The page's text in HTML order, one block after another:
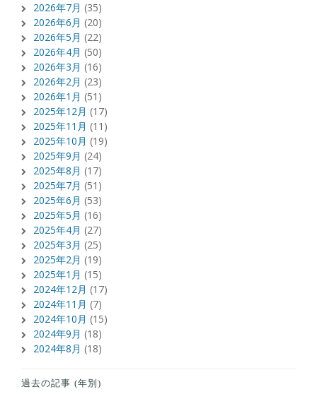
2026年7月 (35)
2026年6月 (20)
2026年5月 (22)
2026年4月 (50)
2026年3月 (16)
2026年2月 (23)
2026年1月 (51)
2025年12月 (17)
2025年11月 (11)
2025年10月 (19)
2025年9月 (24)
2025年8月 (17)
2025年7月 (51)
2025年6月 (53)
2025年5月 (16)
2025年4月 (27)
2025年3月 (25)
2025年2月 (19)
2025年1月 (15)
2024年12月 (17)
2024年11月 (7)
2024年10月 (15)
2024年9月 (18)
2024年8月 (18)
過去の記事 (年別)